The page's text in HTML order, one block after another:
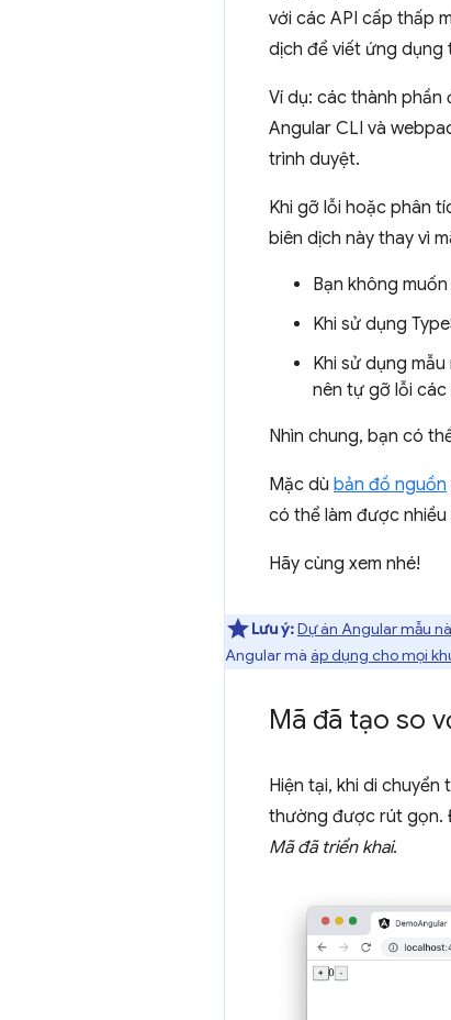
với các API cấp thấp
dịch để viết ứng
Ví dụ: các thành
Angular CLI và
trình duyệt.
Khi gỡ lỗi hoặc phân
biên dịch này thay vì
Bạn không
Khi sử dụng
Khi sử dụng
nên tự gỡ lỗi các
Nhìn chung, bạn có
Mặc dù bản đồ nguồn
có thể làm được
Hãy cùng xem nhé!
Lưu ý:Dự án Angular mẫu
Angular mà áp dụng cho mọi
Mã đã tạo so
Hiện tại, khi di
thường được rút gọn.
Mã đã triển khai.